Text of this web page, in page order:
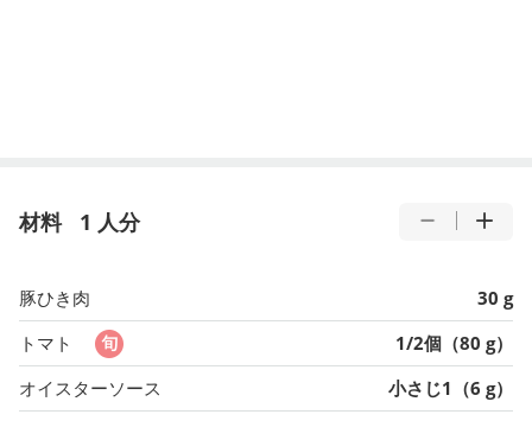
材料 1 人分
豚ひき肉
30 g
トマト
1/2個（80 g）
オイスターソース
小さじ1（6 g）